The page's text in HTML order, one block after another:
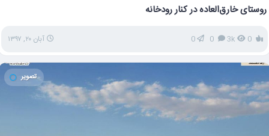
روستای خارق‌العاده در کنار رودخانه
3k
0 آبان ۲۰, ۱۳۹۷
تصویر